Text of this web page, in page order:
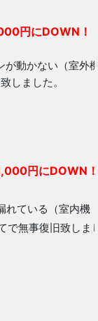
円に
動かない（室外
しました。
円にDOWN！
ている（室内機
で無事復旧致しま